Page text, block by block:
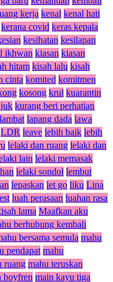
kerja kenal kenal hati
kerana covid keras kepala
kesihatan kesilapan
ikhwan kiasan kiasan
hitam kisah lalu kisah
cinta komited komitmen
kosong krul kuarantin
kurang beri perhatian
lambat lapang dada lawa
LDR leave lebih baik lebih
lelaki dan ruang lelaki dan
lain lelaki memasak
lelaki sondol lembut
lepaskan let go liku Lina
luah perasaan luahan rasa
lama Maafkan aku
berhubung kembali
bersama semula mahu
pendapat mahu
ruang mahu teruskan
boyfren main kayu tiga